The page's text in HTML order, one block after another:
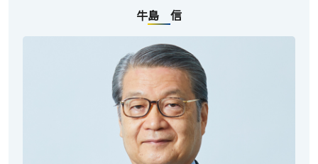
牛島 信